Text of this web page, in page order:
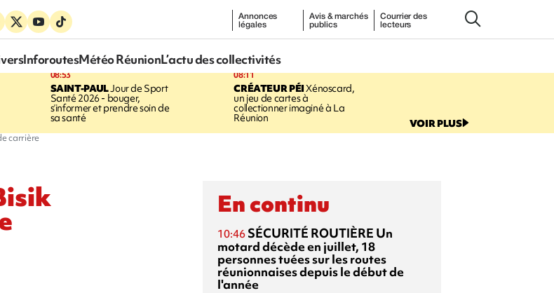
Annonces
légales
Avis & marchés
publics
Courrier des
lecteurs
InforoutesMétéo RéunionL’actu des collectivités
08:53
SAINT-PAULJour de Sport
Santé 2026 - bouger,
s’informer et prendre soin de
sa santé
08:11
CRÉATEUR PÉIXénoscard,
un jeu de cartes à
collectionner imaginé à La
Réunion VOIR PLUS
carrière
En continu
10:46 SÉCURITÉ ROUTIÈRE Un
motard décède en juillet, 18
personnes tuées sur les routes
réunionnaises depuis le début de
l'année